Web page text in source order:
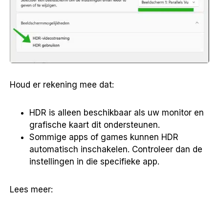
Houd er rekening mee dat:
HDR is alleen beschikbaar als uw monitor en
grafische kaart dit ondersteunen.
Sommige apps of games kunnen HDR
automatisch inschakelen. Controleer dan de
instellingen in die specifieke app.
Lees meer: